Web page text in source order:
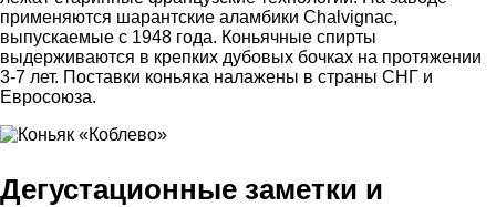
применяются шарантские аламбики Chalvignac,
выпускаемые с 1948 года. Коньячные спирты
выдерживаются в крепких дубовых бочках на протяжении
3-7 лет. Поставки коньяка налажены в страны СНГ и
Евросоюза.
Дегустационные заметки и